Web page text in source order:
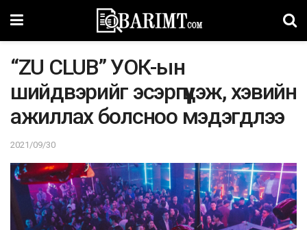
“ZU CLUB” УОК-ын
шийдвэрийг эсэргүүцэж, хэвийн
ажиллах болсноо мэдэгдлээ
2021/09/30